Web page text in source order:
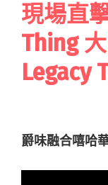
現場直
Thing
Legacy
爵味融合嘻哈